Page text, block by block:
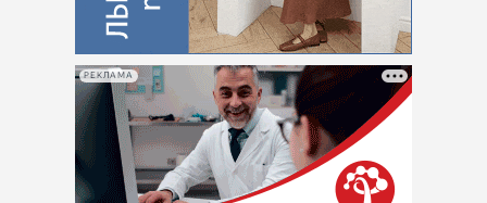
РЕКЛАМА